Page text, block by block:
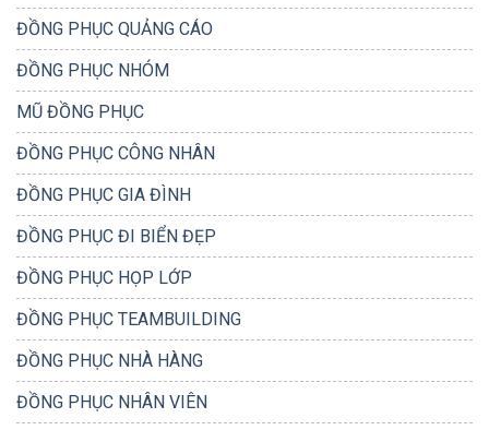
ĐỒNG PHỤC QUẢNG CÁO
ĐỒNG PHỤC NHÓM
MŨ ĐỒNG PHỤC
ĐỒNG PHỤC CÔNG NHÂN
ĐỒNG PHỤC GIA ĐÌNH
ĐỒNG PHỤC ĐI BIỂN ĐẸP
ĐỒNG PHỤC HỌP LỚP
ĐỒNG PHỤC TEAMBUILDING
ĐỒNG PHỤC NHÀ HÀNG
ĐỒNG PHỤC NHÂN VIÊN